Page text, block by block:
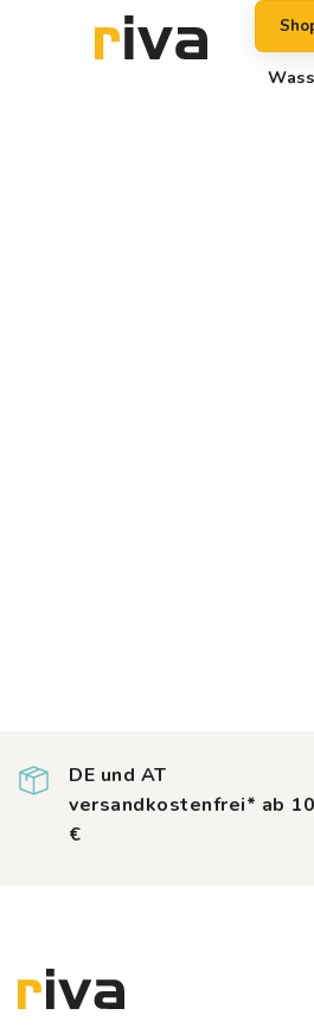
DE und AT
versandkostenfrei* ab
€